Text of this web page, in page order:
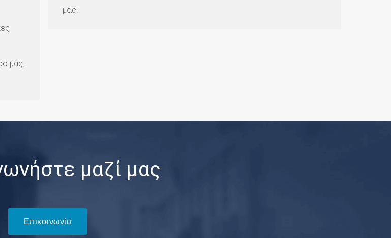
μας,
μας!
μαζί μας
Επικοινωνία